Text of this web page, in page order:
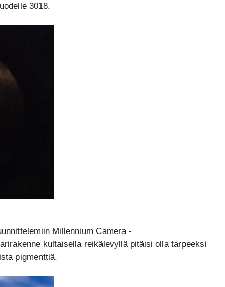
3018.
Millennium Camera -
kultaisella reikälevyllä pitäisi olla tarpeeksi
pigmenttiä.